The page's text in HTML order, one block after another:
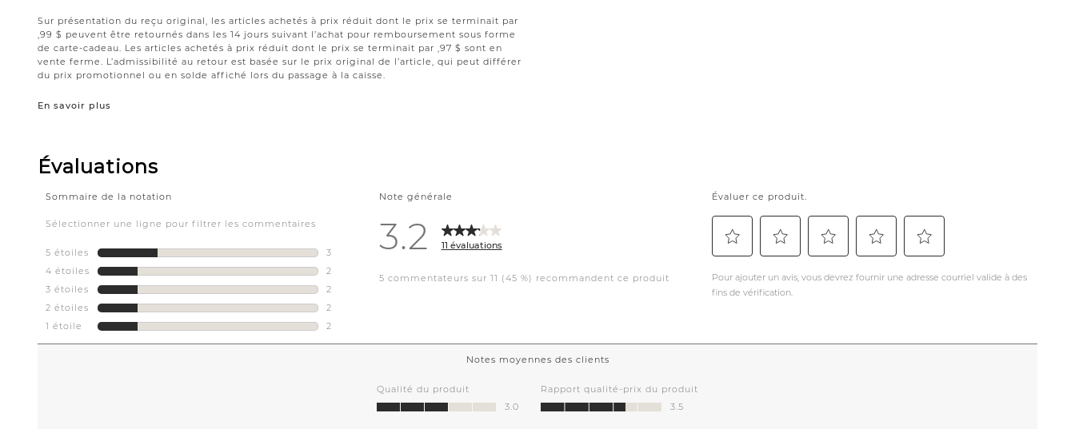
Sur présentation du reçu original, les articles achetés à prix réduit dont le prix se terminait par
,99 $ peuvent être retournés dans les 14 jours suivant l’achat pour remboursement sous forme
de carte-cadeau. Les articles achetés à prix réduit dont le prix se terminait par ,97 $ sont en
vente ferme. L’admissibilité au retour est basée sur le prix original de l’article, qui peut différer
du prix promotionnel ou en solde affiché lors du passage à la caisse.
En savoir plus